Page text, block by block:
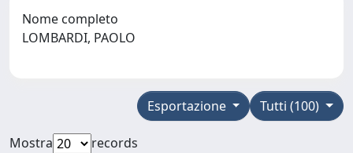
Nome completo
LOMBARDI, PAOLO
Tutti (100)
Esportazione
Mostra
records